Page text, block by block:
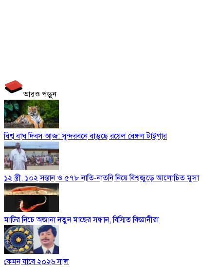
আরও পড়ুন
বিশ্ব বাঘ দিবস আজ: সুন্দরবনে বাড়ছে রয়েল বেঙ্গল টাইগার
১২ স্ত্রী, ১০২ সন্তান ও ৫৭৮ নাতি-নাতনি নিয়ে বিশ্বজুড়ে আলোচিত মুসা
মাটির নিচে অজানা নতুন মাছের সন্ধান, বিস্মিত বিজ্ঞানীরা
কেমন যাবে ২০২৬ সাল